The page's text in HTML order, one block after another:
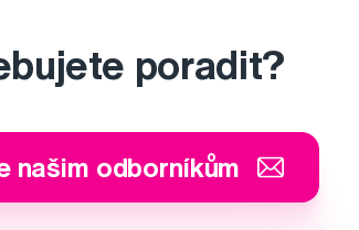
poradit?
našim odborníkům